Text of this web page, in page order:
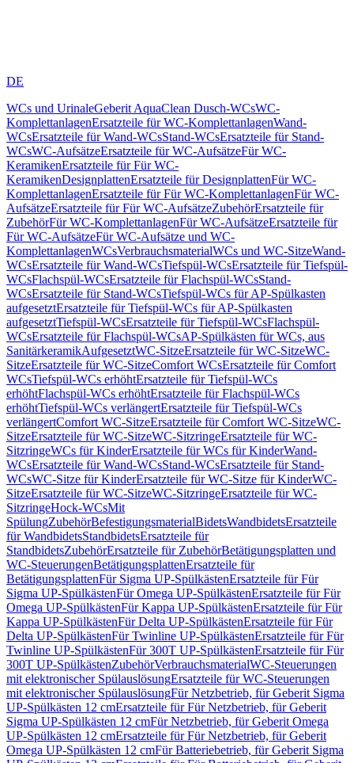
DE
WCs und UrinaleGeberit AquaClean Dusch-WCsWC-
KomplettanlagenErsatzteile für WC-KomplettanlagenWand-
WCsErsatzteile für Wand-WCsStand-WCsErsatzteile für Stand-
WCsWC-AufsätzeErsatzteile für WC-AufsätzeFür WC-
KeramikenErsatzteile für Für WC-
KeramikenDesignplattenErsatzteile für DesignplattenFür WC-
KomplettanlagenErsatzteile für Für WC-KomplettanlagenFür WC-
AufsätzeErsatzteile für Für WC-AufsätzeZubehörErsatzteile für
ZubehörFür WC-KomplettanlagenFür WC-AufsätzeErsatzteile für
Für WC-AufsätzeFür WC-Aufsätze und WC-
KomplettanlagenWCsVerbrauchsmaterialWCs und WC-SitzeWand-
WCsErsatzteile für Wand-WCsTiefspül-WCsErsatzteile für Tiefspül-
WCsFlachspül-WCsErsatzteile für Flachspül-WCsStand-
WCsErsatzteile für Stand-WCsTiefspül-WCs für AP-Spülkasten
aufgesetztErsatzteile für Tiefspül-WCs für AP-Spülkasten
aufgesetztTiefspül-WCsErsatzteile für Tiefspül-WCsFlachspül-
WCsErsatzteile für Flachspül-WCsAP-Spülkästen für WCs, aus
SanitärkeramikAufgesetztWC-SitzeErsatzteile für WC-SitzeWC-
SitzeErsatzteile für WC-SitzeComfort WCsErsatzteile für Comfort
WCsTiefspül-WCs erhöhtErsatzteile für Tiefspül-WCs
erhöhtFlachspül-WCs erhöhtErsatzteile für Flachspül-WCs
erhöhtTiefspül-WCs verlängertErsatzteile für Tiefspül-WCs
verlängertComfort WC-SitzeErsatzteile für Comfort WC-SitzeWC-
SitzeErsatzteile für WC-SitzeWC-SitzringeErsatzteile für WC-
SitzringeWCs für KinderErsatzteile für WCs für KinderWand-
WCsErsatzteile für Wand-WCsStand-WCsErsatzteile für Stand-
WCsWC-Sitze für KinderErsatzteile für WC-Sitze für KinderWC-
SitzeErsatzteile für WC-SitzeWC-SitzringeErsatzteile für WC-
SitzringeHock-WCsMit
SpülungZubehörBefestigungsmaterialBidetsWandbidetsErsatzteile
für WandbidetsStandbidetsErsatzteile für
StandbidetsZubehörErsatzteile für ZubehörBetätigungsplatten und
WC-SteuerungenBetätigungsplattenErsatzteile für
BetätigungsplattenFür Sigma UP-SpülkästenErsatzteile für Für
Sigma UP-SpülkästenFür Omega UP-SpülkästenErsatzteile für Für
Omega UP-SpülkästenFür Kappa UP-SpülkästenErsatzteile für Für
Kappa UP-SpülkästenFür Delta UP-SpülkästenErsatzteile für Für
Delta UP-SpülkästenFür Twinline UP-SpülkästenErsatzteile für Für
Twinline UP-SpülkästenFür 300T UP-SpülkästenErsatzteile für Für
300T UP-SpülkästenZubehörVerbrauchsmaterialWC-Steuerungen
mit elektronischer SpülauslösungErsatzteile für WC-Steuerungen
mit elektronischer SpülauslösungFür Netzbetrieb, für Geberit Sigma
UP-Spülkästen 12 cmErsatzteile für Für Netzbetrieb, für Geberit
Sigma UP-Spülkästen 12 cmFür Netzbetrieb, für Geberit Omega
UP-Spülkästen 12 cmErsatzteile für Für Netzbetrieb, für Geberit
Omega UP-Spülkästen 12 cmFür Batteriebetrieb, für Geberit Sigma